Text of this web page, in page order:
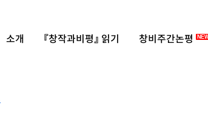
소개 『창작과비평』 읽기 창비주간논평